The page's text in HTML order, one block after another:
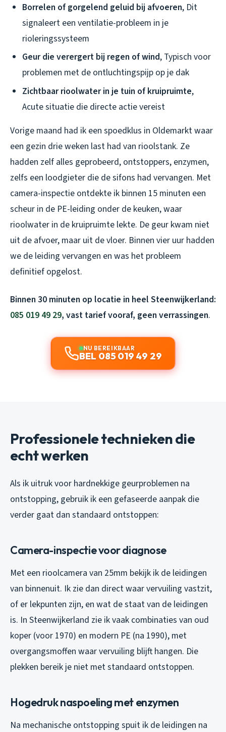
Borrelen of gorgelend geluid bij afvoeren, Dit
signaleert een ventilatie-probleem in je
rioleringssysteem
Geur die verergert bij regen of wind, Typisch voor
problemen met de ontluchtingspijp op je dak
Zichtbaar rioolwater in je tuin of kruipruimte,
Acute situatie die directe actie vereist
Vorige maand had ik een spoedklus in Oldemarkt waar
een gezin drie weken last had van rioolstank. Ze
hadden zelf alles geprobeerd, ontstoppers, enzymen,
zelfs een loodgieter die de sifons had vervangen. Met
camera-inspectie ontdekte ik binnen 15 minuten een
scheur in de PE-leiding onder de keuken, waar
rioolwater in de kruipruimte lekte. De geur kwam niet
uit de afvoer, maar uit de vloer. Binnen vier uur hadden
we de leiding vervangen en was het probleem
definitief opgelost.
Binnen 30 minuten op locatie in heel Steenwijkerland:
085 019 49 29, vast tarief vooraf, geen verrassingen.
NU BEREIKBAAR
BEL 085 019 49 29
Professionele technieken die
echt werken
Als ik uitruk voor hardnekkige geurproblemen na
ontstopping, gebruik ik een gefaseerde aanpak die
verder gaat dan standaard ontstoppen:
Camera-inspectie voor diagnose
Met een rioolcamera van 25mm bekijk ik de leidingen
van binnenuit. Ik zie dan direct waar vervuiling vastzit,
of er lekpunten zijn, en wat de staat van de leidingen
is. In Steenwijkerland zie ik vaak combinaties van oud
koper (voor 1970) en modern PE (na 1990), met
overgangsmoffen waar vervuiling blijft hangen. Die
plekken bereik je niet met standaard ontstoppen.
Hogedruk naspoeling met enzymen
Na mechanische ontstopping spuit ik de leidingen na